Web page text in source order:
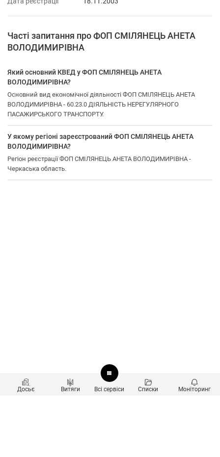
Часті запитання про ФОП СМІЛЯНЕЦЬ АНЕТА
ВОЛОДИМИРІВНА
Який основний КВЕД у ФОП СМІЛЯНЕЦЬ АНЕТА
ВОЛОДИМИРІВНА?
Основний вид економічної діяльності ФОП СМІЛЯНЕЦЬ АНЕТА
ВОЛОДИМИРІВНА - 60.23.0 ДІЯЛЬНІСТЬ НЕРЕГУЛЯРНОГО
ПАСАЖИРСЬКОГО ТРАНСПОРТУ.
У якому регіоні зареєстрований ФОП СМІЛЯНЕЦЬ АНЕТА
ВОЛОДИМИРІВНА?
Регіон реєстрації ФОП СМІЛЯНЕЦЬ АНЕТА ВОЛОДИМИРІВНА -
Черкаська область.
Досьє Витяги Всі сервіси Списки Моніторинг